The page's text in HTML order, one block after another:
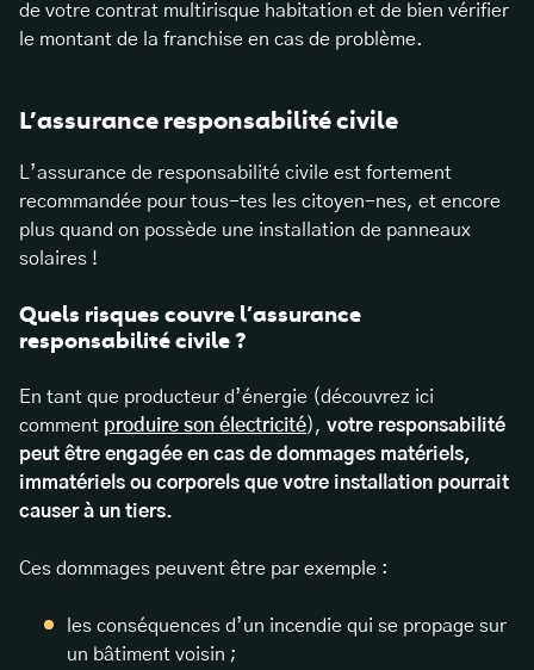
de votre contrat multirisque habitation et de bien vérifier
le montant de la franchise en cas de problème.
L’assurance responsabilité civile
L’assurance de responsabilité civile est fortement
recommandée pour tous-tes les citoyen-nes, et encore
plus quand on possède une installation de panneaux
solaires !
Quels risques couvre l’assurance
responsabilité civile ?
En tant que producteur d’énergie (découvrez ici
comment produire son électricité), votre responsabilité
peut être engagée en cas de dommages matériels,
immatériels ou corporels que votre installation pourrait
causer à un tiers.
Ces dommages peuvent être par exemple :
les conséquences d’un incendie qui se propage sur
un bâtiment voisin ;